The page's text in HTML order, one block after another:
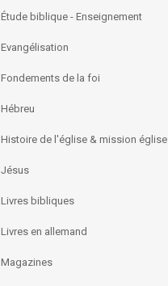
Étude biblique - Enseignement
Evangélisation
Fondements de la foi
Hébreu
Histoire de l'église & mission église
Jésus
Livres bibliques
Livres en allemand
Magazines